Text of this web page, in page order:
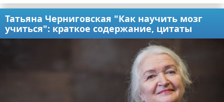
Татьяна Черниговская "Как научить мозг
учиться": краткое содержание, цитаты